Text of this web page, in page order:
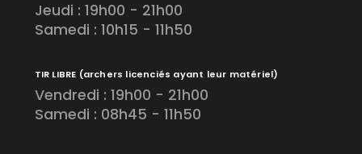
Jeudi : 19h00 - 21h00
Samedi : 10h15 - 11h50
TIR LIBRE (archers licenciés ayant leur matériel)
Vendredi : 19h00 - 21h00
Samedi : 08h45 - 11h50